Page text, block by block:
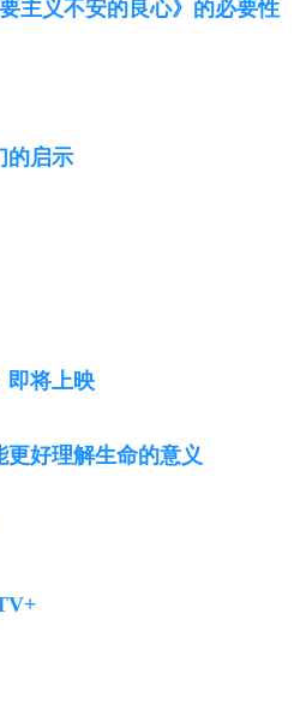
主义不安的良心》的必要性
的启示
即将上映
好理解生命的意义